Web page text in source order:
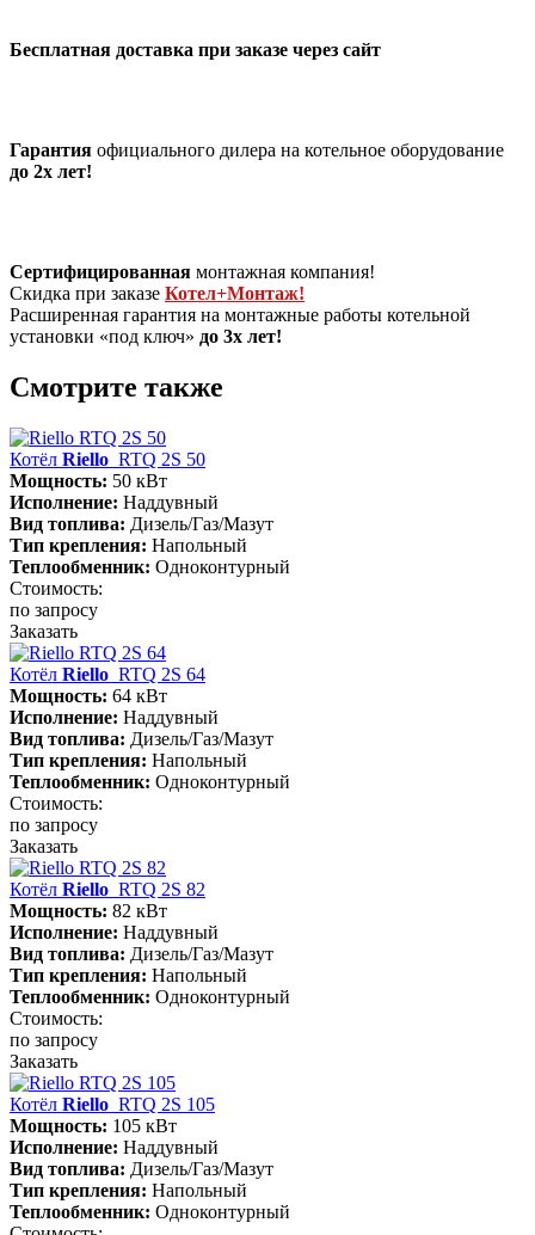
Бесплатная доставка при заказе через сайт
Гарантия официального дилера на котельное оборудование
до 2х лет!
Сертифицированная монтажная компания!
Скидка при заказе Котел+Монтаж!
Расширенная гарантия на монтажные работы котельной
установки «под ключ» до 3х лет!
Смотрите также
Котёл Riello RTQ 2S 50
Мощность: 50 кВт
Исполнение: Наддувный
Вид топлива: Дизель/Газ/Мазут
Тип крепления: Напольный
Теплообменник: Одноконтурный
Стоимость:
по запросу
Заказать
Котёл Riello RTQ 2S 64
Мощность: 64 кВт
Исполнение: Наддувный
Вид топлива: Дизель/Газ/Мазут
Тип крепления: Напольный
Теплообменник: Одноконтурный
Стоимость:
по запросу
Заказать
Котёл Riello RTQ 2S 82
Мощность: 82 кВт
Исполнение: Наддувный
Вид топлива: Дизель/Газ/Мазут
Тип крепления: Напольный
Теплообменник: Одноконтурный
Стоимость:
по запросу
Заказать
Котёл Riello RTQ 2S 105
Мощность: 105 кВт
Исполнение: Наддувный
Вид топлива: Дизель/Газ/Мазут
Тип крепления: Напольный
Теплообменник: Одноконтурный